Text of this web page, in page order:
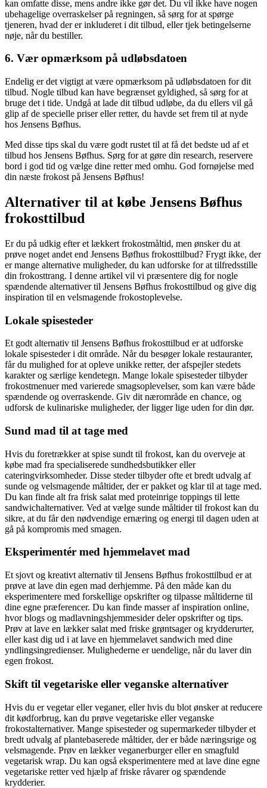
kan omfatte disse, mens andre ikke gør det. Du vil ikke have nogen
ubehagelige overraskelser på regningen, så sørg for at spørge
tjeneren, hvad der er inkluderet i dit tilbud, eller tjek betingelserne
nøje, når du bestiller.
6. Vær opmærksom på udløbsdatoen
Endelig er det vigtigt at være opmærksom på udløbsdatoen for dit
tilbud. Nogle tilbud kan have begrænset gyldighed, så sørg for at
bruge det i tide. Undgå at lade dit tilbud udløbe, da du ellers vil gå
glip af de specielle priser eller retter, du havde set frem til at nyde
hos Jensens Bøfhus.
Med disse tips skal du være godt rustet til at få det bedste ud af et
tilbud hos Jensens Bøfhus. Sørg for at gøre din research, reservere
bord i god tid og vælge dine retter med omhu. God fornøjelse med
din næste frokost på Jensens Bøfhus!
Alternativer til at købe Jensens Bøfhus
frokosttilbud
Er du på udkig efter et lækkert frokostmåltid, men ønsker du at
prøve noget andet end Jensens Bøfhus frokosttilbud? Frygt ikke, der
er mange alternative muligheder, du kan udforske for at tilfredsstille
din frokosttrang. I denne artikel vil vi præsentere dig for nogle
spændende alternativer til Jensens Bøfhus frokosttilbud og give dig
inspiration til en velsmagende frokostoplevelse.
Lokale spisesteder
Et godt alternativ til Jensens Bøfhus frokosttilbud er at udforske
lokale spisesteder i dit område. Når du besøger lokale restauranter,
får du mulighed for at opleve unikke retter, der afspejler stedets
karakter og særlige kendetegn. Mange lokale spisesteder tilbyder
frokostmenuer med varierede smagsoplevelser, som kan være både
spændende og overraskende. Giv dit nærområde en chance, og
udforsk de kulinariske muligheder, der ligger lige uden for din dør.
Sund mad til at tage med
Hvis du foretrækker at spise sundt til frokost, kan du overveje at
købe mad fra specialiserede sundhedsbutikker eller
cateringvirksomheder. Disse steder tilbyder ofte et bredt udvalg af
sunde og velsmagende måltider, der er pakket og klar til at tage med.
Du kan finde alt fra frisk salat med proteinrige toppings til lette
sandwichalternativer. Ved at vælge sunde måltider til frokost kan du
sikre, at du får den nødvendige ernæring og energi til dagen uden at
gå på kompromis med smagen.
Eksperimentér med hjemmelavet mad
Et sjovt og kreativt alternativ til Jensens Bøfhus frokosttilbud er at
prøve at lave din egen mad derhjemme. På den måde kan du
eksperimentere med forskellige opskrifter og tilpasse måltiderne til
dine egne præferencer. Du kan finde masser af inspiration online,
hvor blogs og madlavningshjemmesider deler opskrifter og tips.
Prøv at lave en lækker salat med friske grøntsager og krydderurter,
eller kast dig ud i at lave en hjemmelavet sandwich med dine
yndlingsingredienser. Mulighederne er uendelige, når du laver din
egen frokost.
Skift til vegetariske eller veganske alternativer
Hvis du er vegetar eller veganer, eller hvis du blot ønsker at reducere
dit kødforbrug, kan du prøve vegetariske eller veganske
frokostalternativer. Mange spisesteder og supermarkeder tilbyder et
bredt udvalg af plantebaserede måltider, der er både næringsrige og
velsmagende. Prøv en lækker veganerburger eller en smagfuld
vegetarisk wrap. Du kan også eksperimentere med at lave dine egne
vegetariske retter ved hjælp af friske råvarer og spændende
krydderier.